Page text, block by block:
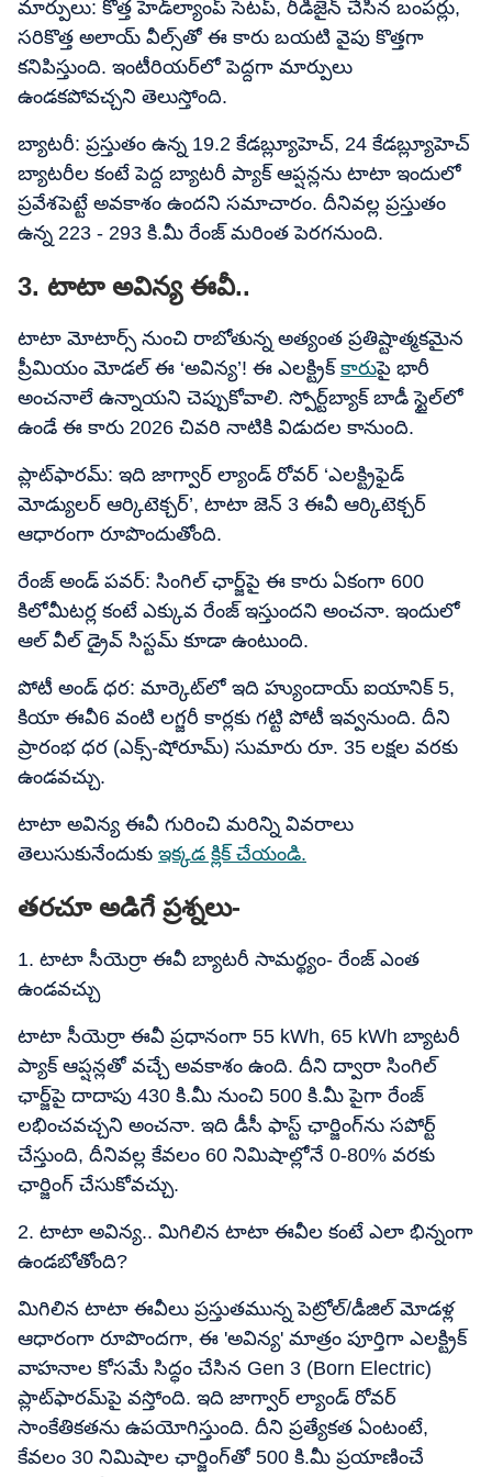
మార్పులు: కొత్త హెడ్‌ల్యాంప్ సెటప్, రీడిజైన్ చేసిన బంపర్లు,
సరికొత్త అలాయ్ వీల్స్‌తో ఈ కారు బయటి వైపు కొత్తగా
కనిపిస్తుంది. ఇంటీరియర్‌లో పెద్దగా మార్పులు
ఉండకపోవచ్చని తెలుస్తోంది.
బ్యాటరీ: ప్రస్తుతం ఉన్న 19.2 కేడబ్ల్యూహెచ్​, 24 కేడబ్ల్యూహెచ్​
బ్యాటరీల కంటే పెద్ద బ్యాటరీ ప్యాక్ ఆప్షన్లను టాటా ఇందులో
ప్రవేశపెట్టే అవకాశం ఉందని సమాచారం. దీనివల్ల ప్రస్తుతం
ఉన్న 223 - 293 కి.మీ రేంజ్ మరింత పెరగనుంది.
3. టాటా అవిన్య ఈవీ..
టాటా మోటార్స్ నుంచి రాబోతున్న అత్యంత ప్రతిష్టాత్మకమైన
ప్రీమియం మోడల్ ఈ ‘అవిన్య’! ఈ ఎలక్ట్రిక్​ కారుపై భారీ
అంచనాలే ఉన్నాయని చెప్పుకోవాలి. స్పోర్ట్‌బ్యాక్ బాడీ స్టైల్‌లో
ఉండే ఈ కారు 2026 చివరి నాటికి విడుదల కానుంది.
ప్లాట్‌ఫారమ్: ఇది జాగ్వార్ ల్యాండ్ రోవర్ ‘ఎలక్ట్రిఫైడ్
మోడ్యులర్ ఆర్కిటెక్చర్’, టాటా జెన్ 3 ఈవీ ఆర్కిటెక్చర్
ఆధారంగా రూపొందుతోంది.
రేంజ్ అండ్​ పవర్: సింగిల్ ఛార్జ్‌పై ఈ కారు ఏకంగా 600
కిలోమీటర్ల కంటే ఎక్కువ రేంజ్ ఇస్తుందని అంచనా. ఇందులో
ఆల్ వీల్ డ్రైవ్ సిస్టమ్ కూడా ఉంటుంది.
పోటీ అండ్​ ధర: మార్కెట్​లో ఇది హ్యుందాయ్ ఐయానిక్ 5,
కియా ఈవీ6 వంటి లగ్జరీ కార్లకు గట్టి పోటీ ఇవ్వనుంది. దీని
ప్రారంభ ధర (ఎక్స్-షోరూమ్) సుమారు రూ. 35 లక్షల వరకు
ఉండవచ్చు.
టాటా అవిన్య ఈవీ గురించి మరిన్ని వివరాలు
తెలుసుకునేందుకు ఇక్కడ క్లిక్​ చేయండి.
తరచూ అడిగే ప్రశ్నలు-
1. టాటా సీయెర్రా ఈవీ బ్యాటరీ సామర్థ్యం- రేంజ్ ఎంత
ఉండవచ్చు
టాటా సీయెర్రా ఈవీ ప్రధానంగా 55 kWh, 65 kWh బ్యాటరీ
ప్యాక్ ఆప్షన్లతో వచ్చే అవకాశం ఉంది. దీని ద్వారా సింగిల్
ఛార్జ్‌పై దాదాపు 430 కి.మీ నుంచి 500 కి.మీ పైగా రేంజ్
లభించవచ్చని అంచనా. ఇది డీసీ ఫాస్ట్ ఛార్జింగ్‌ను సపోర్ట్
చేస్తుంది, దీనివల్ల కేవలం 60 నిమిషాల్లోనే 0-80% వరకు
ఛార్జింగ్ చేసుకోవచ్చు.
2. టాటా అవిన్య.. మిగిలిన టాటా ఈవీల కంటే ఎలా భిన్నంగా
ఉండబోతోంది?
మిగిలిన టాటా ఈవీలు ప్రస్తుతమున్న పెట్రోల్/డీజిల్ మోడళ్ల
ఆధారంగా రూపొందగా, ఈ 'అవిన్య' మాత్రం పూర్తిగా ఎలక్ట్రిక్
వాహనాల కోసమే సిద్ధం చేసిన Gen 3 (Born Electric)
ప్లాట్‌ఫారమ్​పై వస్తోంది. ఇది జాగ్వార్ ల్యాండ్ రోవర్
సాంకేతికతను ఉపయోగిస్తుంది. దీని ప్రత్యేకత ఏంటంటే,
కేవలం 30 నిమిషాల ఛార్జింగ్‌తో 500 కి.మీ ప్రయాణించే